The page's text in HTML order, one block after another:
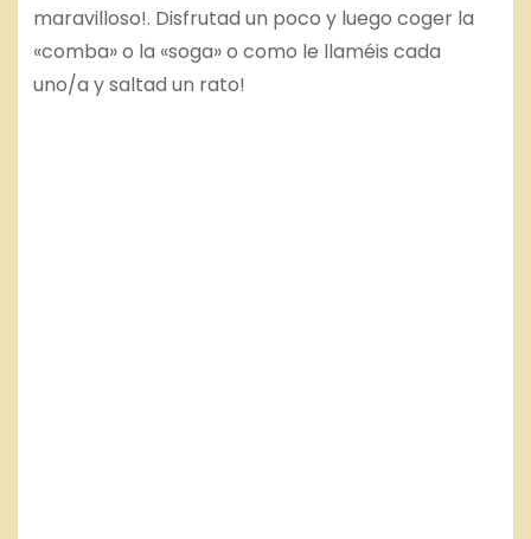
maravilloso!. Disfrutad un poco y luego coger la
«comba» o la «soga» o como le llaméis cada
uno/a y saltad un rato!